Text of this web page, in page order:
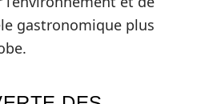
gastronomique plus